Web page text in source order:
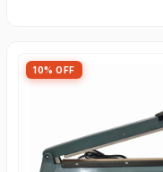
10% OFF